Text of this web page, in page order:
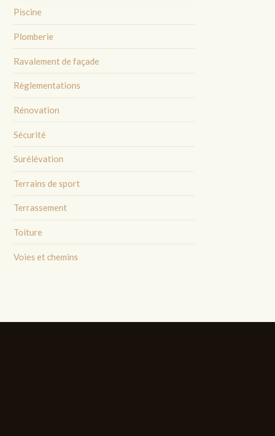
Piscine
Plomberie
Ravalement de façade
Règlementations
Rénovation
Sécurité
Surélévation
Terrains de sport
Terrassement
Toiture
Voies et chemins